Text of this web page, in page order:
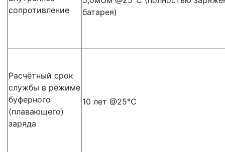
сопротивление
батарея)
Расчётный срок
службы в режиме
буферного
(плавающего)
заряда
10 лет @25℃